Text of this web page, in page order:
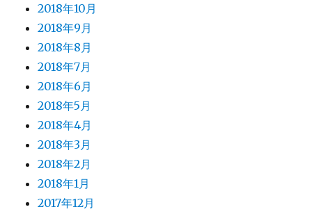
2018年10月
2018年9月
2018年8月
2018年7月
2018年6月
2018年5月
2018年4月
2018年3月
2018年2月
2018年1月
2017年12月